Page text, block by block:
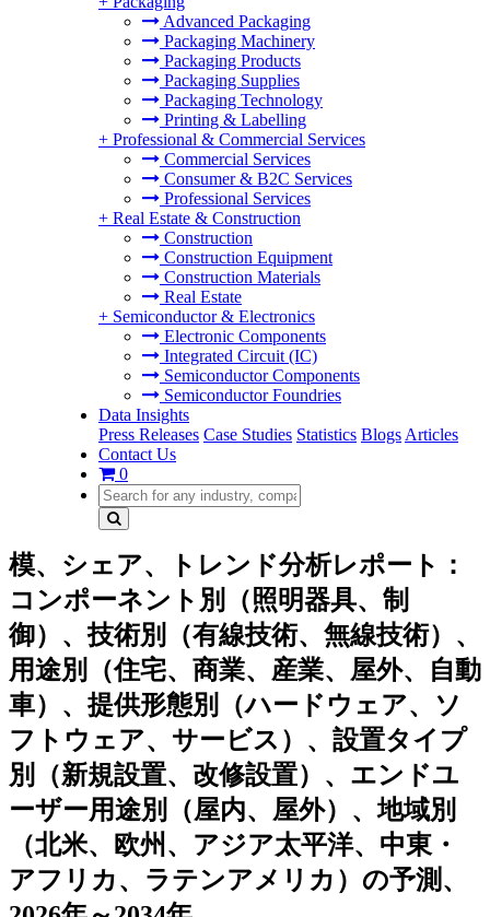
Advanced Packaging
Packaging Machinery
Packaging Products
Packaging Supplies
Packaging Technology
Printing & Labelling
+ Professional & Commercial Services
Commercial Services
Consumer & B2C Services
Professional Services
+ Real Estate & Construction
Construction
Construction Equipment
Construction Materials
Real Estate
+ Semiconductor & Electronics
Electronic Components
Integrated Circuit (IC)
Semiconductor Components
Semiconductor Foundries
Data Insights
Press Releases Case Studies Statistics Blogs Articles
Contact Us
0
模、シェア、トレンド分析レポート：
コンポーネント別（照明器具、制
御）、技術別（有線技術、無線技術）、
用途別（住宅、商業、産業、屋外、自動
車）、提供形態別（ハードウェア、ソ
フトウェア、サービス）、設置タイプ
別（新規設置、改修設置）、エンドユ
ーザー用途別（屋内、屋外）、地域別
（北米、欧州、アジア太平洋、中東・
アフリカ、ラテンアメリカ）の予測、